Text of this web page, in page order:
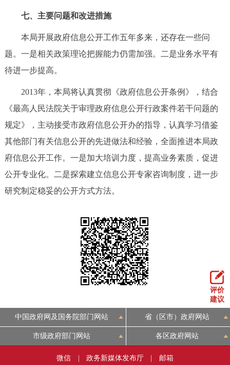
七、主要问题和改进措施
本局开展政府信息公开工作五年多来，还存在一些问
题。一是相关政策理论把握能力仍需加强。二是业务水平有
待进一步提高。
2013年，本局将认真贯彻《政府信息公开条例》，结合
《最高人民法院关于审理政府信息公开行政案件若干问题的
规定》，主动接受市政府信息公开办的指导，认真学习借鉴
其他部门有关信息公开的先进做法和经验，全面推进本局政
府信息公开工作。一是加大培训力度，提高业务素质，促进
公开专业化。二是探索建立信息公开专家咨询制度，进一步
研究制定稳妥的公开方式方法。
评价
建议
中国政府网及国务院部门网站 省（区市）政府网站
市级政府部门网站 各区政府网站
微信 政务新媒体发布厅 邮箱